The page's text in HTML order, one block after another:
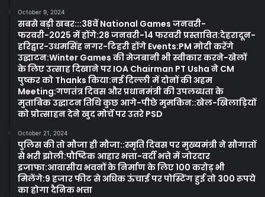
October 9, 2024
सबसे बड़ी खबर:::38वें National Games जनवरी-
फरवरी-2025 में होंगे:28 जनवरी-14 फरवरी प्रस्तावित:देहरादून-
हरिद्वार-उधमसिंह नगर-टिहरी होंगे Events:PM मोदी करेंगे
उद्घाटन:Winter Games की मेजबानी भी स्वीकार करने-खेलों
के लिए उत्साह दिखाने पर IOA Chairman PT Usha ने CM
पुष्कर को Thanks किया:नई दिल्ली में दोनों की अहम
Meeting:गणतंत्र दिवस और प्रधानमंत्री की उपलब्धता के
मुताबिक उद्घाटन तिथि कुछ आगे-पीछे मुमकिन::खेल-खिलाड़ियों
को प्रोत्साहन देने खुद मोर्चे पर उतरे PSD
October 21, 2024
पुलिस की तो मौजा ही मौजा::स्मृति दिवस पर मुख्यमंत्री ने सौगातों
से भरी झोली:पौष्टिक आहार भत्ता-वर्दी भत्ते में जोरदार
इजाफा:आवासीय भवनों के निर्माण के लिए 100 करोड़ भी
मिलेंगे:9 हजार फीट से अधिक ऊंचाई पर पोस्टिंग हुई तो 300 रूपये
का होगा दैनिक भत्ता